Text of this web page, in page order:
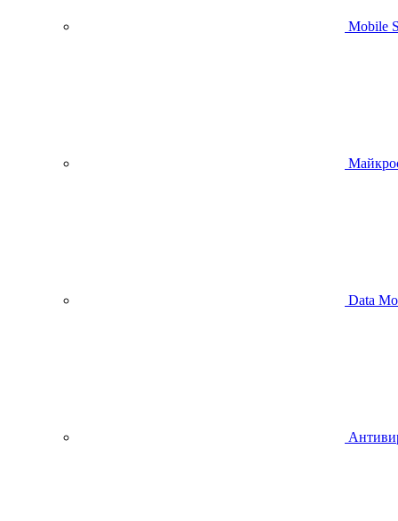
Mobile
Data